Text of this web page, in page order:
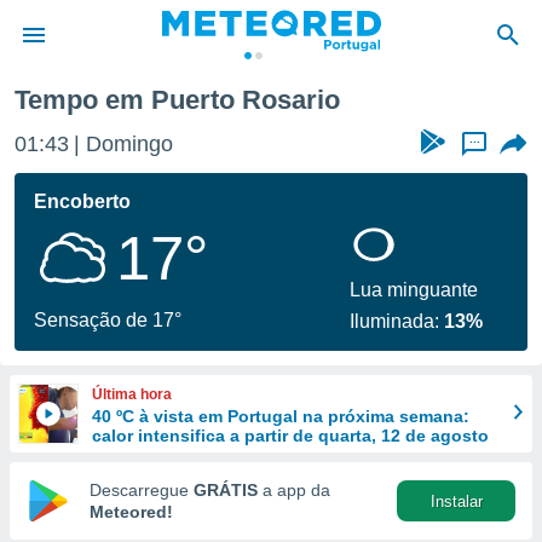
da
foi
fornecidas
a este
das
e
forma
digital
Tempo em Puerto Rosario
01:43 Domingo ...
Encoberto
17°
Sensação de 17°
Lua minguante
Iluminada: 13%
Última hora
40 ºC à vista em Portugal na próxima semana:
calor intensifica a partir de quarta, 12 de agosto
Descarregue GRÁTIS a app da
Meteored!
Instalar